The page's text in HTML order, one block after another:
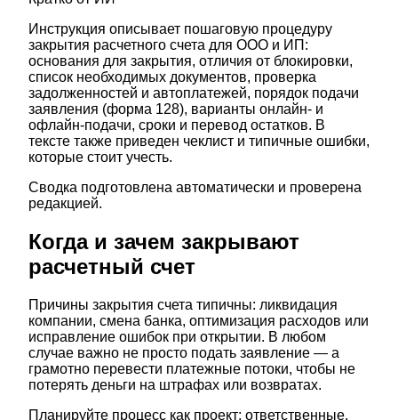
Инструкция описывает пошаговую процедуру
закрытия расчетного счета для ООО и ИП:
основания для закрытия, отличия от блокировки,
список необходимых документов, проверка
задолженностей и автоплатежей, порядок подачи
заявления (форма 128), варианты онлайн- и
офлайн-подачи, сроки и перевод остатков. В
тексте также приведен чеклист и типичные ошибки,
которые стоит учесть.
Сводка подготовлена автоматически и проверена
редакцией.
Когда и зачем закрывают
расчетный счет
Причины закрытия счета типичны: ликвидация
компании, смена банка, оптимизация расходов или
исправление ошибок при открытии. В любом
случае важно не просто подать заявление — а
грамотно перевести платежные потоки, чтобы не
потерять деньги на штрафах или возвратах.
Планируйте процесс как проект: ответственные,